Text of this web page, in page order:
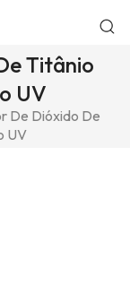
Titânio
UV
De Dióxido De
UV